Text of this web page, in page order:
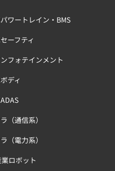
ワートレイン・BMS
ーフティ
フォテインメント
ディ
（通信系）
（電力系）
ロボット